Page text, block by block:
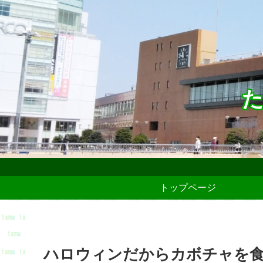
トップページ
ハロウィンだからカボチャを